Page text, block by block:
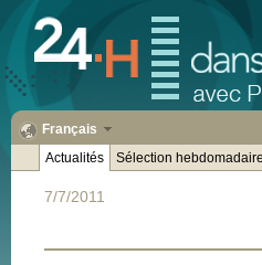
Français
Actualités
Sélection
7/7/2011